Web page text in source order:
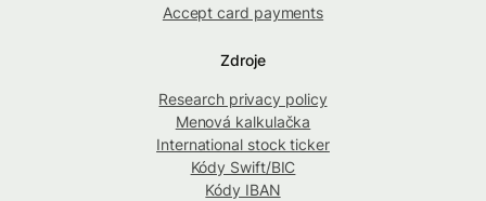
Accept card payments
Zdroje
Research privacy policy
Menová kalkulačka
International stock ticker
Kódy Swift/BIC
Kódy IBAN